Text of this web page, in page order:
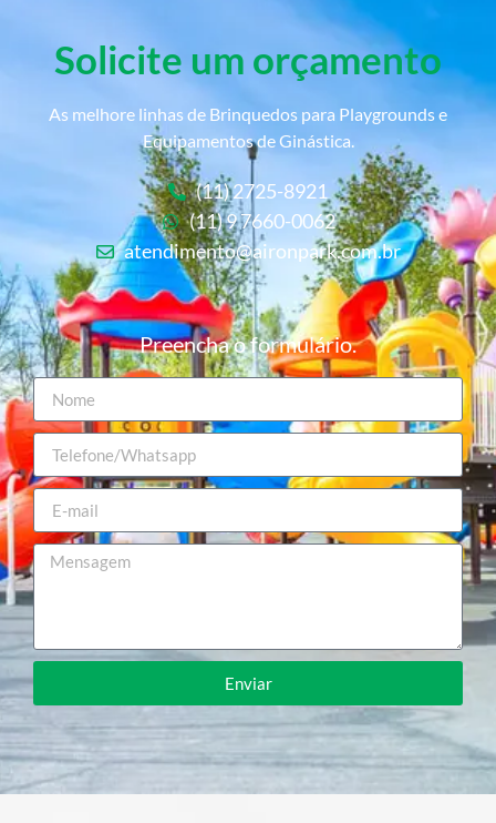
Solicite um orçamento
As melhore linhas de Brinquedos para Playgrounds e
Equipamentos de Ginástica.
(11) 2725-8921
(11) 9 7660-0062
atendimento@aironpark.com.br
Preencha o formulário.
Enviar